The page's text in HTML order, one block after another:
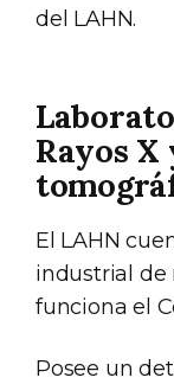
del LAHN.
Rayos
El LAHN
industrial de
funciona el
Posee un